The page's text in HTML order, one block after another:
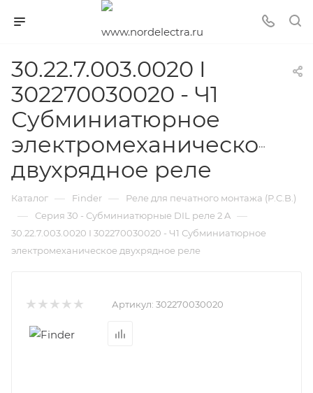
30.22.7.003.0020 I
302270030020 - Ч1
Субминиатюрное
электромеханическое
двухрядное реле
Каталог — Finder — Реле для печатного монтажа (P.C.B.)
— Серия 30 - Субминиатюрные DIL реле 2 A —
30.22.7.003.0020 I 302270030020 - Ч1 Субминиатюрное
электромеханическое двухрядное реле
Артикул: 302270030020